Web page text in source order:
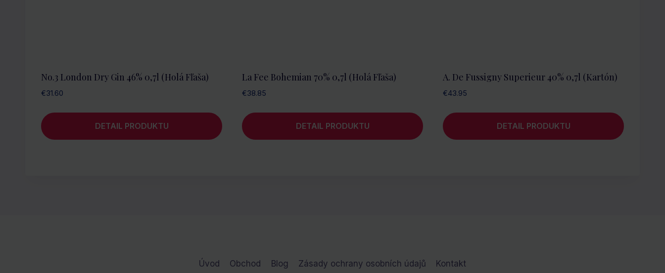
No.3 London Dry Gin 46% 0,7l (holá Fľaša)
€31.60
DETAIL PRODUKTU
La Fee Bohemian 70% 0,7l (holá Fľaša)
€38.85
DETAIL PRODUKTU
A. De Fussigny Superieur 40% 0,7l (kartón)
€43.95
DETAIL PRODUKTU
Úvod Obchod Blog Zásady ochrany osobních údajů Kontakt